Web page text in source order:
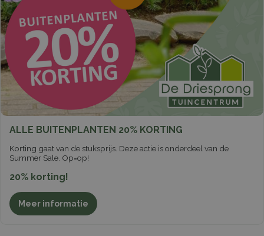
ALLE BUITENPLANTEN 20% KORTING
Korting gaat van de stuksprijs. Deze actie is onderdeel van de
Summer Sale. Op=op!
20% korting!
Meer informatie